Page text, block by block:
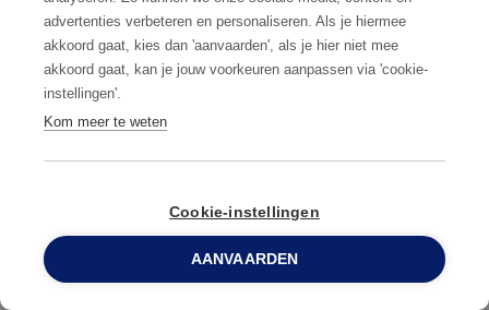
MEER INFORMATIE
Waarom kiezen voor Anticimex?
Een totaalpakketvan
0800 96 900
advertenties verbeteren en personaliseren. Als je hiermee
akkoord gaat, kies dan 'aanvaarden', als je hier niet mee
akkoord gaat, kan je jouw voorkeuren aanpassen via 'cookie-
instellingen'.
Kom meer te weten
Cookie-instellingen
AANVAARDEN